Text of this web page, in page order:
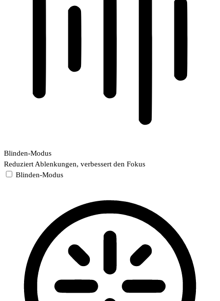
Blinden-Modus
Reduziert Ablenkungen, verbessert den Fokus
Blinden-Modus